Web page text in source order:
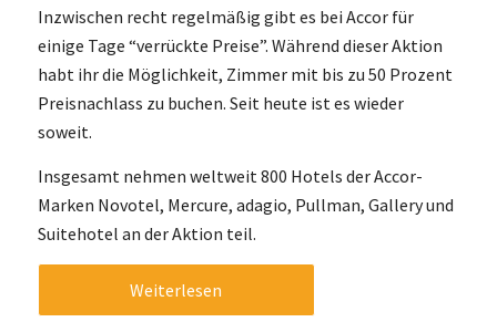
Inzwischen recht regelmäßig gibt es bei Accor für
einige Tage “verrückte Preise”. Während dieser Aktion
habt ihr die Möglichkeit, Zimmer mit bis zu 50 Prozent
Preisnachlass zu buchen. Seit heute ist es wieder
soweit.
Insgesamt nehmen weltweit 800 Hotels der Accor-
Marken Novotel, Mercure, adagio, Pullman, Gallery und
Suitehotel an der Aktion teil.
Weiterlesen